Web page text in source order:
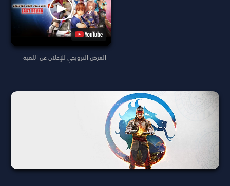
العرض الترويجي للإعلان عن اللعبة